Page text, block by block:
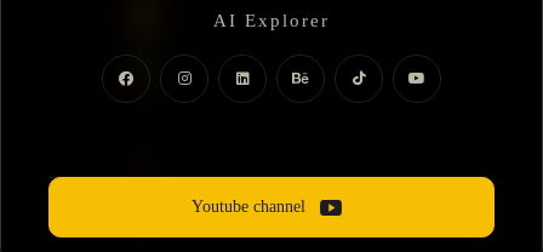
AI Explorer
Motion Dizayner
Youtube channel